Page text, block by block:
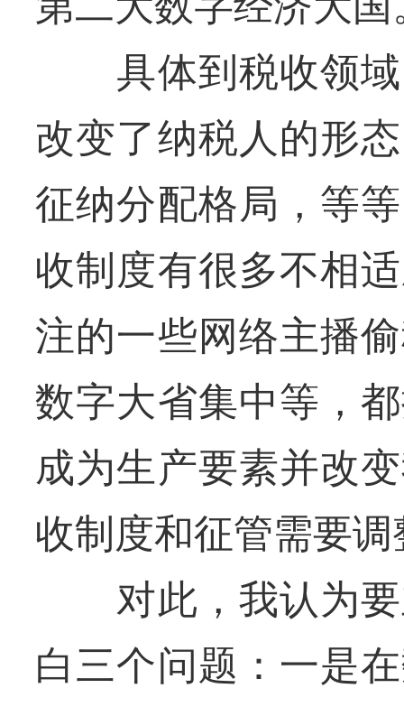
具体到税收领域
改变了纳税人的形
征纳分配格局，等
收制度有很多不相
注的一些网络主播
数字大省集中等，
成为生产要素并改
收制度和征管需要
对此，我认为要
白三个问题：一是